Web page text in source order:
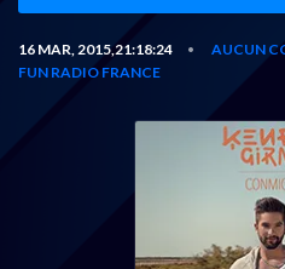
16 MAR, 2015,21:18:24 • AUCUN
FUN RADIO FRANCE